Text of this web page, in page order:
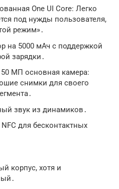
One UI Core: Легко
под нужды пользователя,
режим»․
на 5000 мАч с поддержкой
зарядки․
МП основная камера:
снимки для своего
звук из динамиков․
для бесконтактных
корпус, хотя и